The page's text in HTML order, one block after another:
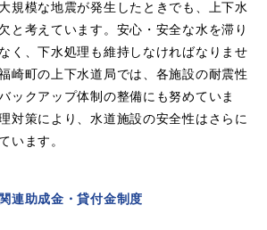
規模な地震が発生したときでも、上下水
と考えています。安心・安全な水を滞り
く、下水処理も維持しなければなりませ
崎町の上下水道局では、各施設の耐震性
ックアップ体制の整備にも努めていま
対策により、水道施設の安全性はさらに
います。
連助成金・貸付金制度